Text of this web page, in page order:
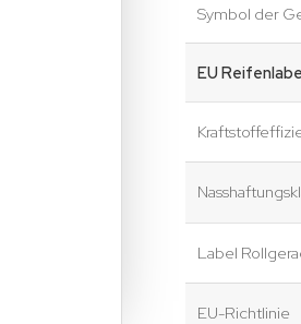
Symbol der
EU
Label
EU-Richtlinie